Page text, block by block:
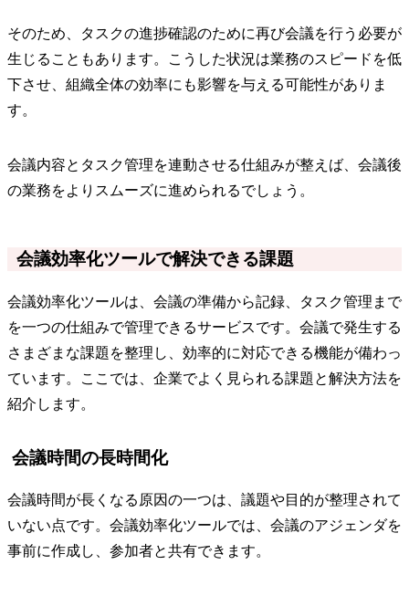
そのため、タスクの進捗確認のために再び会議を行う必要が
生じることもあります。こうした状況は業務のスピードを低
下させ、組織全体の効率にも影響を与える可能性がありま
す。
会議内容とタスク管理を連動させる仕組みが整えば、会議後
の業務をよりスムーズに進められるでしょう。
会議効率化ツールで解決できる課題
会議効率化ツールは、会議の準備から記録、タスク管理まで
を一つの仕組みで管理できるサービスです。会議で発生する
さまざまな課題を整理し、効率的に対応できる機能が備わっ
ています。ここでは、企業でよく見られる課題と解決方法を
紹介します。
会議時間の長時間化
会議時間が長くなる原因の一つは、議題や目的が整理されて
いない点です。会議効率化ツールでは、会議のアジェンダを
事前に作成し、参加者と共有できます。